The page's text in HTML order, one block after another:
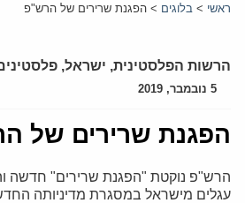
ראשי > בלוגים > הפגנת שרירים של הרש"פ
הרשות הפלסטינית, ישראל,
5 נובמבר, 2019
הפגנת שרירים של
הרש"פ נוקטת "הפגנת שרירים" חדשה
עגלים מישראל במסגרת מדיניותה